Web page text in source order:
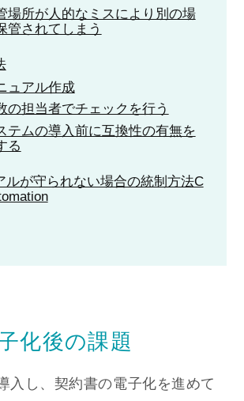
場所が人的なミスにより別の場
管されてしまう
ュアル作成
の担当者でチェックを行う
テムの導入前に互換性の有無を
る
ルが守られない場合の統制方法C
化後の課題
入し、契約書の電子化を進めて